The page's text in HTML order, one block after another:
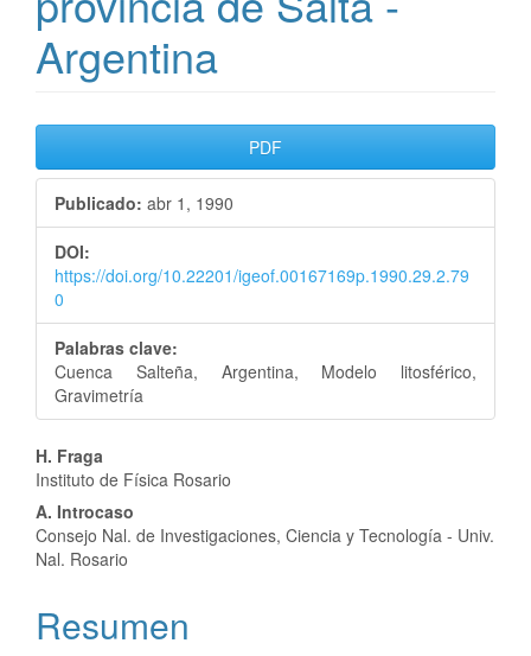
Argentina
Barra
lateral
del
artículo
PDF
Publicado: abr 1, 1990
DOI:
https://doi.org/10.22201/igeof.00167169p.1990.29.2.79
0
Palabras clave:
Cuenca Salteña, Argentina, Modelo litosférico,
Gravimetría
Contenido
principal
del
H. Fraga
Instituto de Física Rosario
A. Introcaso
Consejo Nal. de Investigaciones, Ciencia y Tecnología - Univ.
Nal. Rosario
Resumen